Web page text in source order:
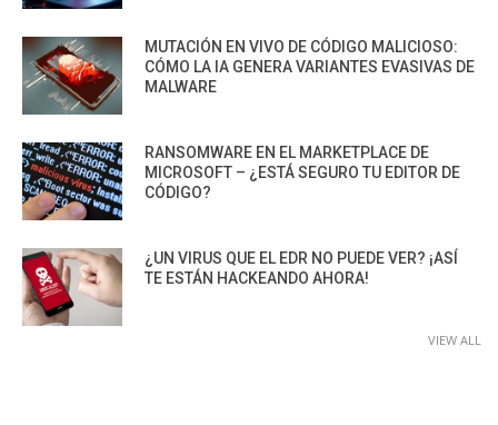
MUTACIÓN EN VIVO DE CÓDIGO MALICIOSO:
CÓMO LA IA GENERA VARIANTES EVASIVAS DE
MALWARE
RANSOMWARE EN EL MARKETPLACE DE
MICROSOFT – ¿ESTÁ SEGURO TU EDITOR DE
CÓDIGO?
¿UN VIRUS QUE EL EDR NO PUEDE VER? ¡ASÍ
TE ESTÁN HACKEANDO AHORA!
VIEW ALL